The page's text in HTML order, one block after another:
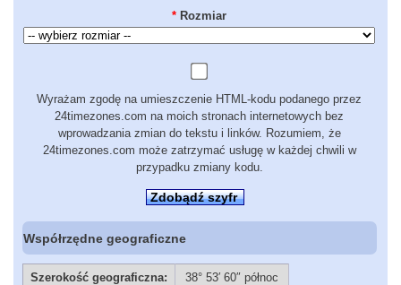
* Rozmiar
Wyrażam zgodę na umieszczenie HTML-kodu podanego przez
24timezones.com na moich stronach internetowych bez
wprowadzania zmian do tekstu i linków. Rozumiem, że
24timezones.com może zatrzymać usługę w każdej chwili w
przypadku zmiany kodu.
Zdobądź szyfr
Współrzędne geograficzne
Szerokość geograficzna:
38° 53′ 60″ północ